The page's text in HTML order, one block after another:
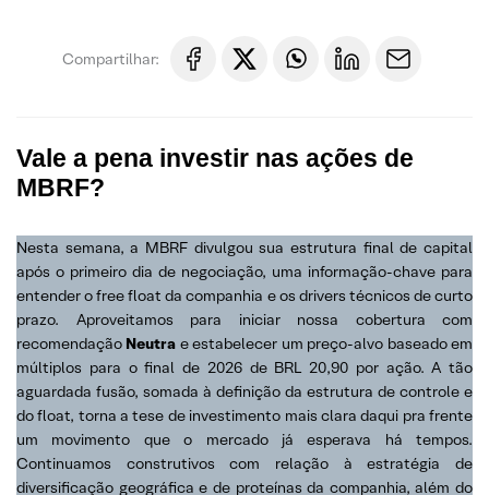
Compartilhar:
Vale a pena investir nas ações de
MBRF?
Nesta semana, a MBRF divulgou sua estrutura final de capital
após o primeiro dia de negociação, uma informação-chave para
entender o free float da companhia e os drivers técnicos de curto
prazo. Aproveitamos para iniciar nossa cobertura com
recomendação Neutra e estabelecer um preço-alvo baseado em
múltiplos para o final de 2026 de BRL 20,90 por ação. A tão
aguardada fusão, somada à definição da estrutura de controle e
do float, torna a tese de investimento mais clara daqui pra frente
um movimento que o mercado já esperava há tempos.
Continuamos construtivos com relação à estratégia de
diversificação geográfica e de proteínas da companhia, além do